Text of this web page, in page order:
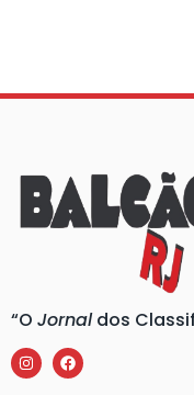
“O Jornaldos